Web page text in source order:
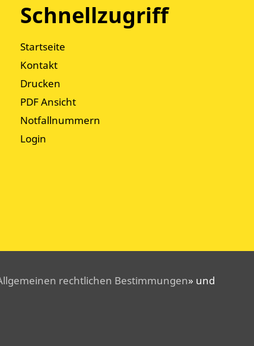
Schnellzugriff
Startseite
Kontakt
Drucken
PDF Ansicht
Notfallnummern
Login
rechtlichen Bestimmungen» und